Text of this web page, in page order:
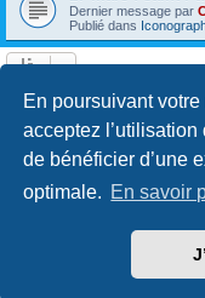
En poursuivant
acceptez
de bénéficier d’une
optimale. En savoir
Dernier message par
Publié dans